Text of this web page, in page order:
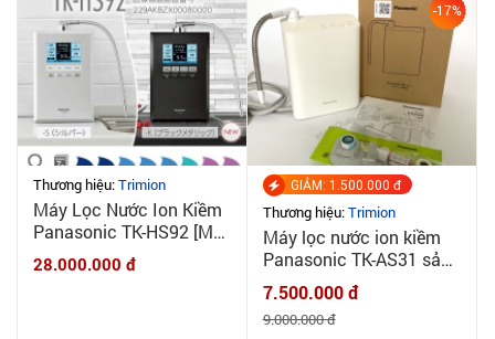
Thương hiệu:Trimion
Máy Lọc Nước Ion Kiềm
Panasonic TK-HS92 [MỚI
100%] Made in Japan 7
tấm điện cực
28.000.000 đ
-17%
GIẢM: 1.500.000 đ
Thương hiệu:Trimion
Máy lọc nước ion kiềm
Panasonic TK-AS31 sản
xuất T05/2023 tại Nhật,
phiên bản nâng cấp của
TK-AS30
7.500.000 đ
9.000.000 đ